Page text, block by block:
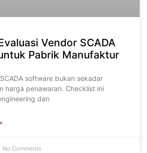
Vendor SCADA
Pabrik Manufaktur
software bukan sekadar
harga penawaran. Checklist ini
dan
No Comments